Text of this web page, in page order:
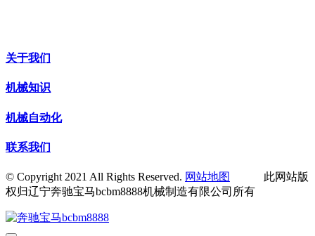
关于我们
机械知识
机械自动化
联系我们
© Copyright 2021 All Rights Reserved. 网站地图
此网站版
权归辽宁奔驰宝马bcbm8888机械制造有限公司所有